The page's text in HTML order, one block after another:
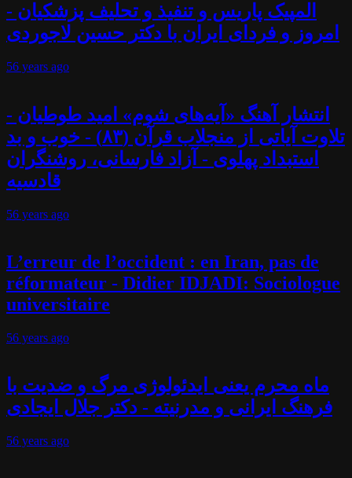
المپیک پاریس و تنفیذ و تحلیف پزشکیان -
امروز و فردای ایران با دکتر حسین لاجوردی
56 years ago
انتشار آهنگ «آیه‌های شوم» امید طوطیان -
تلاوت آیاتی از منجلاب قرآن (۸۳) - خوب و بد
استبداد پهلوی - آزاد فارسانی، روشنگران
قادسیه
56 years ago
L’erreur de l’occident : en Iran, pas de
réformateur - Didier IDJADI: Sociologue
universitaire
56 years ago
ماه محرم یعنی ایدئولوژی مرگ و ضدیت با
فرهنگ ایرانی و مدرنیته - دکتر جلال ایجادی
56 years ago